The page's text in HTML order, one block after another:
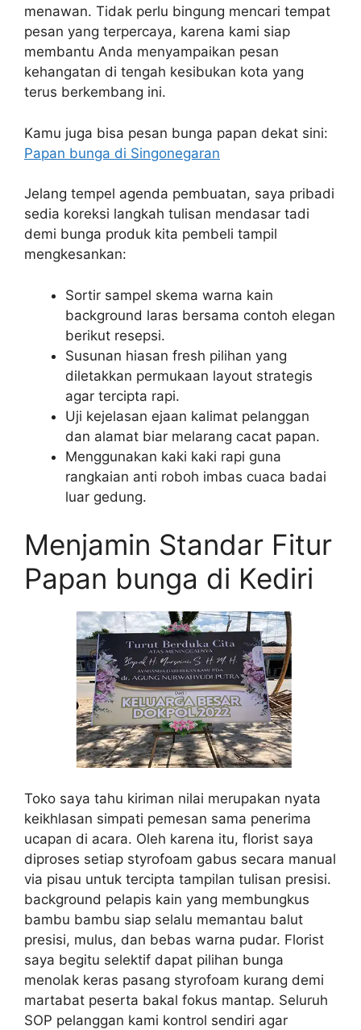
menawan. Tidak perlu bingung mencari tempat
pesan yang terpercaya, karena kami siap
membantu Anda menyampaikan pesan
kehangatan di tengah kesibukan kota yang
terus berkembang ini.
Kamu juga bisa pesan bunga papan dekat sini:
Papan bunga di Singonegaran
Jelang tempel agenda pembuatan, saya pribadi
sedia koreksi langkah tulisan mendasar tadi
demi bunga produk kita pembeli tampil
mengkesankan:
Sortir sampel skema warna kain
background laras bersama contoh elegan
berikut resepsi.
Susunan hiasan fresh pilihan yang
diletakkan permukaan layout strategis
agar tercipta rapi.
Uji kejelasan ejaan kalimat pelanggan
dan alamat biar melarang cacat papan.
Menggunakan kaki kaki rapi guna
rangkaian anti roboh imbas cuaca badai
luar gedung.
Menjamin Standar Fitur
Papan bunga di Kediri
Toko saya tahu kiriman nilai merupakan nyata
keikhlasan simpati pemesan sama penerima
ucapan di acara. Oleh karena itu, florist saya
diproses setiap styrofoam gabus secara manual
via pisau untuk tercipta tampilan tulisan presisi.
background pelapis kain yang membungkus
bambu bambu siap selalu memantau balut
presisi, mulus, dan bebas warna pudar. Florist
saya begitu selektif dapat pilihan bunga
menolak keras pasang styrofoam kurang demi
martabat peserta bakal fokus mantap. Seluruh
SOP pelanggan kami kontrol sendiri agar